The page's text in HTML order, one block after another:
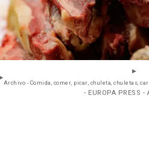
Archivo - Comida, comer, picar, chuleta, chuletas,
- EUROPA PRESS -